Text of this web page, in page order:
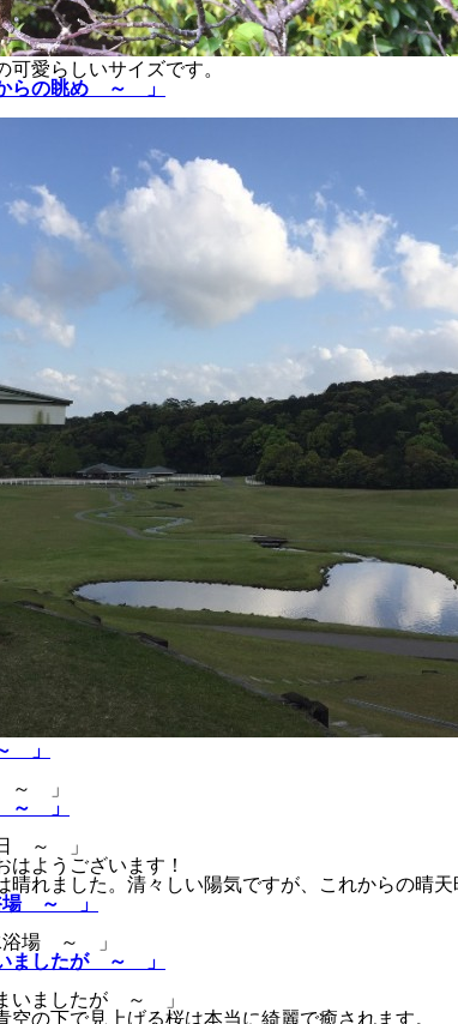
愛らしいサイズです。
らの眺め ～ 」
」
～ 」
はようございます！
晴れました。清々しい陽気ですが、これからの晴
場 ～ 」
ましたが ～ 」
空の下で見上げる桜は本当に綺麗で癒されます。